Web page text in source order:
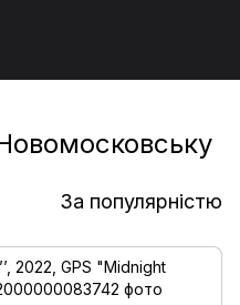
За популярністю